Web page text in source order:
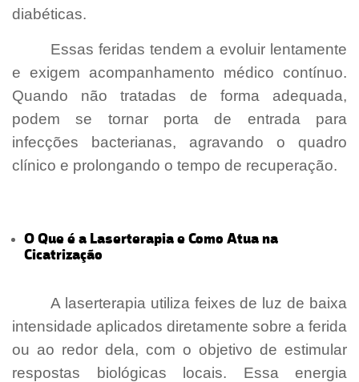
diabéticas.
Essas feridas tendem a evoluir lentamente
e exigem acompanhamento médico contínuo.
Quando não tratadas de forma adequada,
podem se tornar porta de entrada para
infecções bacterianas, agravando o quadro
clínico e prolongando o tempo de recuperação.
O Que é a Laserterapia e Como Atua na
Cicatrização
A laserterapia utiliza feixes de luz de baixa
intensidade aplicados diretamente sobre a ferida
ou ao redor dela, com o objetivo de estimular
respostas biológicas locais. Essa energia